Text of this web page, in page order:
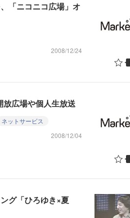
「ニコニコ広場」オ
2008/12/24
広場や個人生放送
ネットサービス
2008/12/04
グ「ひろゆき×夏